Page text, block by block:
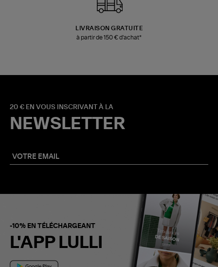
LIVRAISON GRATUITE
à partir de 150 € d'achat*
20 € EN VOUS INSCRIVANT À LA
NEWSLETTER
-10% EN TÉLÉCHARGEANT
L'APP LULLI